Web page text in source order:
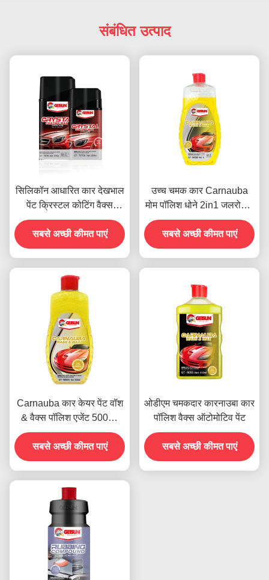
संबंधित उत्पाद
सिलिकॉन आधारित कार देखभाल
पेंट क्रिस्टल कोटिंग वैक्स
धूलरोधी 450g
सबसे अच्छी कीमत पाएं
उच्च चमक कार Carnauba
मोम पॉलिश धोने 2in1 जलरोधक
खरोंच प्रतिरोधी
सबसे अच्छी कीमत पाएं
Carnauba कार केयर पेंट वॉश
& वैक्स पॉलिश एजेंट 500ml
OEM
सबसे अच्छी कीमत पाएं
ओडीएम चमकदार कारनाउबा कार
पॉलिश वैक्स ऑटोमोटिव पेंट
सबसे अच्छी कीमत पाएं